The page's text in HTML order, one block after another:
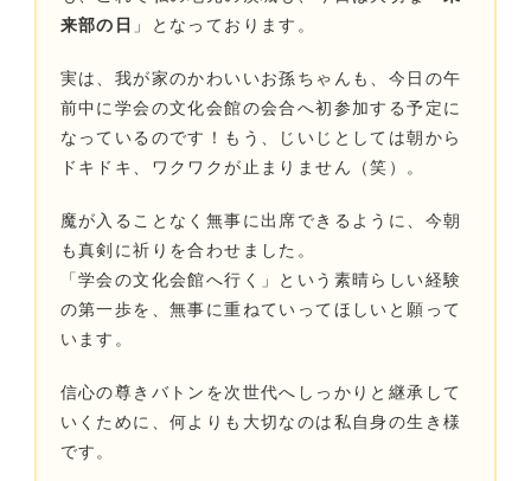
来部の日 」となっております。
実は、我が家のかわいいお孫ちゃんも、今日の午
前中に学会の文化会館の会合へ初参加する予定に
なっているのです！もう、じいじとしては朝から
ドキドキ、ワクワクが止まりません（笑）。
魔が入ることなく無事に出席できるように、今朝
も真剣に祈りを合わせました。
「学会の文化会館へ行く」という素晴らしい経験
の第一歩を、無事に重ねていってほしいと願って
います。
信心の尊きバトンを次世代へしっかりと継承して
いくために、何よりも大切なのは私自身の生き様
です。